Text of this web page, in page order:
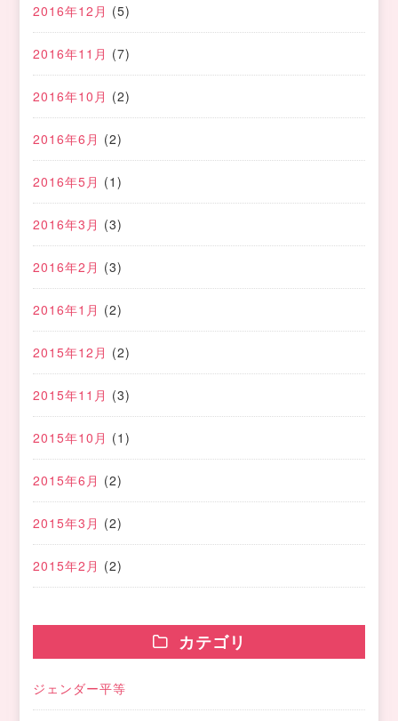
2016年12月 (5)
2016年11月 (7)
2016年10月 (2)
2016年6月 (2)
2016年5月 (1)
2016年3月 (3)
2016年2月 (3)
2016年1月 (2)
2015年12月 (2)
2015年11月 (3)
2015年10月 (1)
2015年6月 (2)
2015年3月 (2)
2015年2月 (2)
カテゴリ
ジェンダー平等